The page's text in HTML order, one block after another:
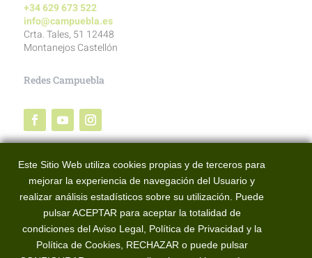
+34 629 673 522
info@campuebla.es
Crta. Tales, 51 12448
Montanejos Castellón
Redes Campuebla
Redes BTT Alto Mijares
Este Sitio Web utiliza cookies propias y de terceros para
mejorar la experiencia de navegación del Usuario y
realizar análisis estadísticos sobre su utilización. Puede
pulsar ACEPTAR para aceptar la totalidad de
condiciones del Aviso Legal, Política de Privacidad y la
Política de Cookies, RECHAZAR o puede pulsar